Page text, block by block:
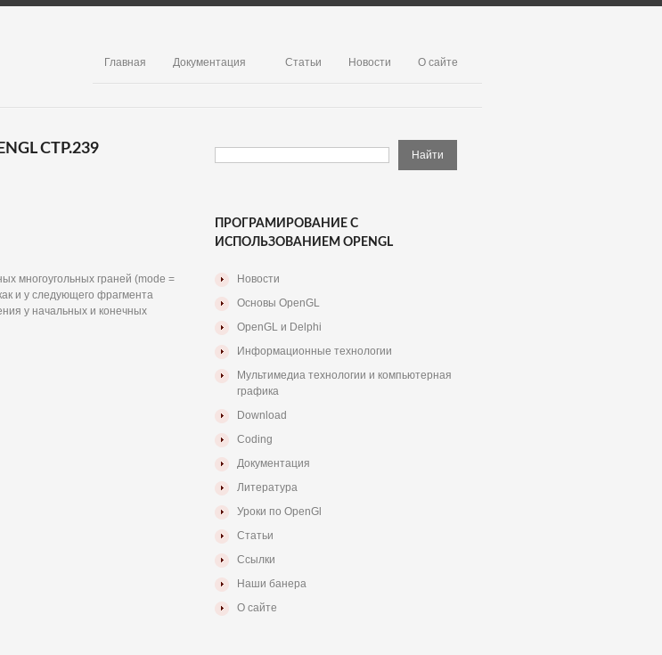
Главная Документация Статьи Новости О сайте
СТР.239
многоугольных граней (mode =
и у следующего фрагмента
у начальных и конечных
ПРОГРАМИРОВАНИЕ С
ИСПОЛЬЗОВАНИЕМ OPENGL
Новости
Основы OpenGL
OpenGL и Delphi
Информационные технологии
Мультимедиа технологии и компьютерная
графика
Download
Coding
Документация
Литература
Уроки по OpenGl
Статьи
Ссылки
Наши банера
О сайте